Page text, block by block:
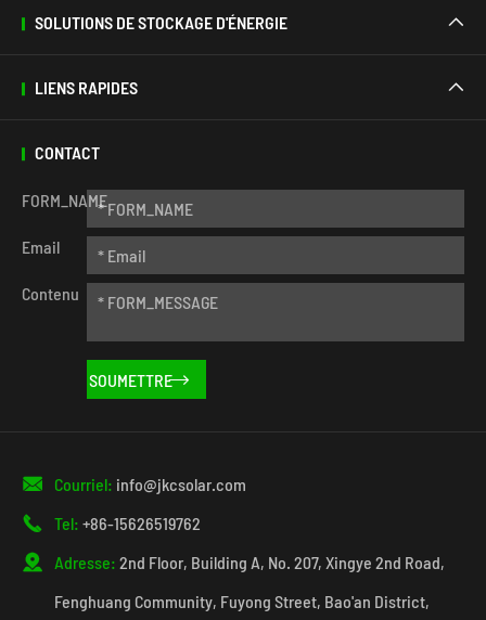
SOLUTIONS DE STOCKAGE D'ÉNERGIE 
LIENS RAPIDES 
CONTACT
FORM_NAME
Email
Contenu

 Courriel: info@jkcsolar.com
 Tel: +86-15626519762
 Adresse: 2nd Floor, Building A, No. 207, Xingye 2nd Road,
Fenghuang Community, Fuyong Street, Bao'an District,